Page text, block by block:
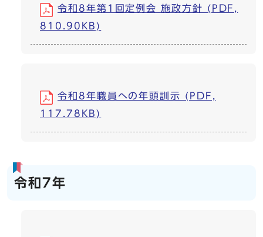
令和8年第1回定例会 施政方針 (PDF,
810.90KB)
令和8年職員への年頭訓示 (PDF,
117.78KB)
令和7年